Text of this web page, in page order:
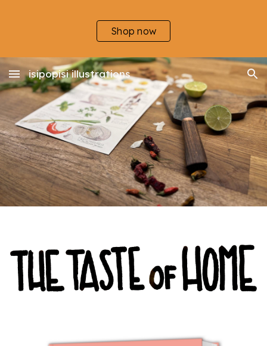
Shop now
isipopisi illustrations